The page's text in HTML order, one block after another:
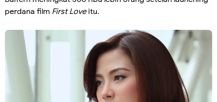
perdana film First Loveitu.